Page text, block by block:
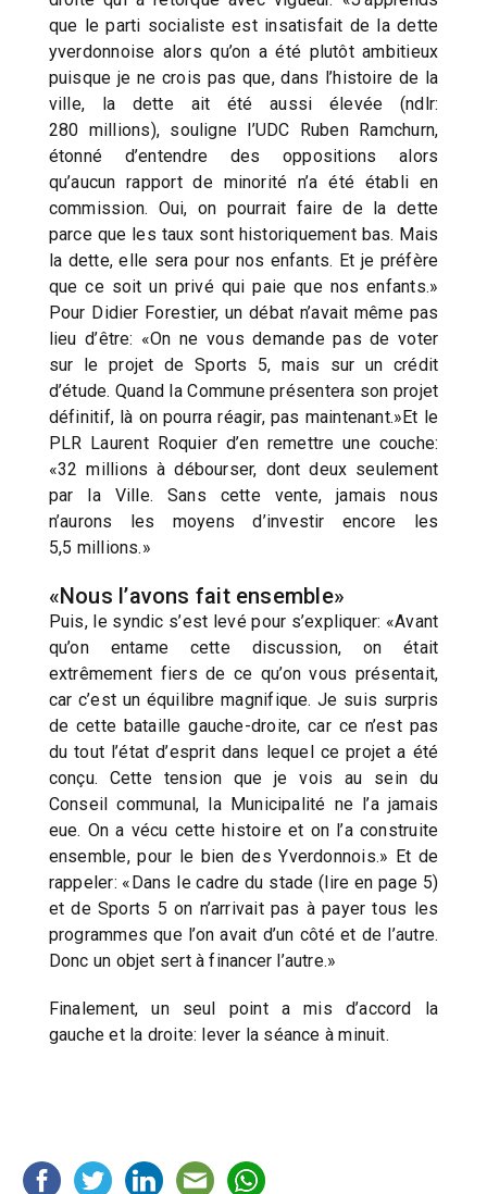
que le parti socialiste est insatisfait de la dette
yverdonnoise alors qu’on a été plutôt ambitieux
puisque je ne crois pas que, dans l’histoire de la
ville, la dette ait été aussi élevée (ndlr:
280 millions), souligne l’UDC Ruben Ramchurn,
étonné d’entendre des oppositions alors
qu’aucun rapport de minorité n’a été établi en
commission. Oui, on pourrait faire de la dette
parce que les taux sont historiquement bas. Mais
la dette, elle sera pour nos enfants. Et je préfère
que ce soit un privé qui paie que nos enfants.»
Pour Didier Forestier, un débat n’avait même pas
lieu d’être: «On ne vous demande pas de voter
sur le projet de Sports 5, mais sur un crédit
d’étude. Quand la Commune présentera son projet
définitif, là on pourra réagir, pas maintenant.»Et le
PLR Laurent Roquier d’en remettre une couche:
«32 millions à débourser, dont deux seulement
par la Ville. Sans cette vente, jamais nous
n’aurons les moyens d’investir encore les
5,5 millions.»
«Nous l’avons fait ensemble»
Puis, le syndic s’est levé pour s’expliquer: «Avant
qu’on entame cette discussion, on était
extrêmement fiers de ce qu’on vous présentait,
car c’est un équilibre magnifique. Je suis surpris
de cette bataille gauche-droite, car ce n’est pas
du tout l’état d’esprit dans lequel ce projet a été
conçu. Cette tension que je vois au sein du
Conseil communal, la Municipalité ne l’a jamais
eue. On a vécu cette histoire et on l’a construite
ensemble, pour le bien des Yverdonnois.» Et de
rappeler: «Dans le cadre du stade (lire en page 5)
et de Sports 5 on n’arrivait pas à payer tous les
programmes que l’on avait d’un côté et de l’autre.
Donc un objet sert à financer l’autre.»
Finalement, un seul point a mis d’accord la
gauche et la droite: lever la séance à minuit.